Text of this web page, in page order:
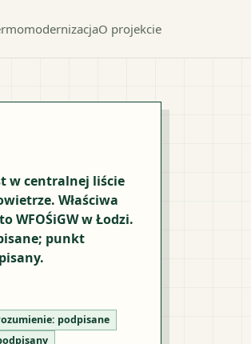
O projekcie
w centralnej liście
Właściwa
WFOŚiGW w Łodzi.
punkt
podpisane